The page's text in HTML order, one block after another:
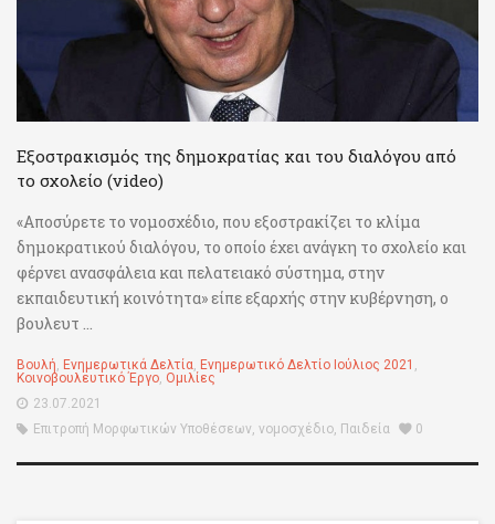
Εξοστρακισμός της δημοκρατίας και του διαλόγου από
το σχολείο (video)
«Αποσύρετε το νομοσχέδιο, που εξοστρακίζει το κλίμα
δημοκρατικού διαλόγου, το οποίο έχει ανάγκη το σχολείο και
φέρνει ανασφάλεια και πελατειακό σύστημα, στην
εκπαιδευτική κοινότητα» είπε εξαρχής στην κυβέρνηση, ο
βουλευτ ...
Βουλή, Ενημερωτικά Δελτία, Ενημερωτικό Δελτίο Ιούλιος 2021 ,
Κοινοβουλευτικό Έργο, Ομιλίες
23.07.2021
Επιτροπή Μορφωτικών Υποθέσεων, νομοσχέδιο, Παιδεία 0